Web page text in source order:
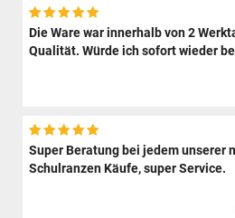
Die Ware war innerhalb von 2
Qualität. Würde ich sofort wieder
Super Beratung bei jedem unserer
Schulranzen Käufe, super Service.